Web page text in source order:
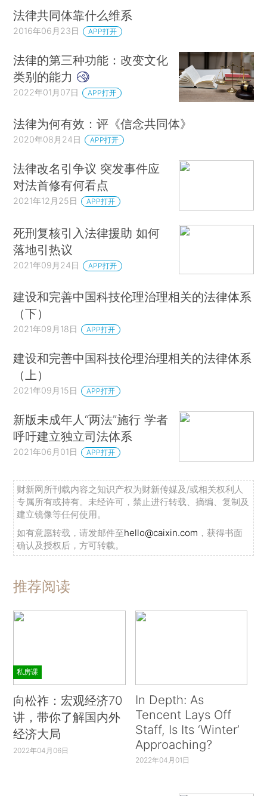
法律共同体靠什么维系
2016年06月23日 APP打开
法律的第三种功能：改变文化
类别的能力
2022年01月07日 APP打开
法律为何有效：评《信念共同体》
2020年08月24日 APP打开
法律改名引争议 突发事件应
对法首修有何看点
2021年12月25日 APP打开
死刑复核引入法律援助 如何
落地引热议
2021年09月24日 APP打开
建设和完善中国科技伦理治理相关的法律体系
（下）
2021年09月18日 APP打开
建设和完善中国科技伦理治理相关的法律体系
（上）
2021年09月15日 APP打开
新版未成年人“两法”施行 学者
呼吁建立独立司法体系
2021年06月01日 APP打开
财新网所刊载内容之知识产权为财新传媒及/或相关权利人
专属所有或持有。未经许可，禁止进行转载、摘编、复制及
建立镜像等任何使用。
如有意愿转载，请发邮件至hello@caixin.com ，获得书面
确认及授权后，方可转载。
推荐阅读
私房课
向松祚：宏观经济70
讲，带你了解国内外
经济大局
2022年04月06日
In Depth: As
Tencent Lays Off
Staff, Is Its ‘Winter’
Approaching?
2022年04月01日